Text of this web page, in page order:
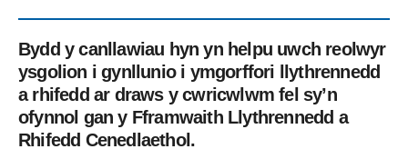
Bydd y canllawiau hyn yn helpu uwch reolwyr
ysgolion i gynllunio i ymgorffori llythrennedd
a rhifedd ar draws y cwricwlwm fel sy’n
ofynnol gan y Fframwaith Llythrennedd a
Rhifedd Cenedlaethol.